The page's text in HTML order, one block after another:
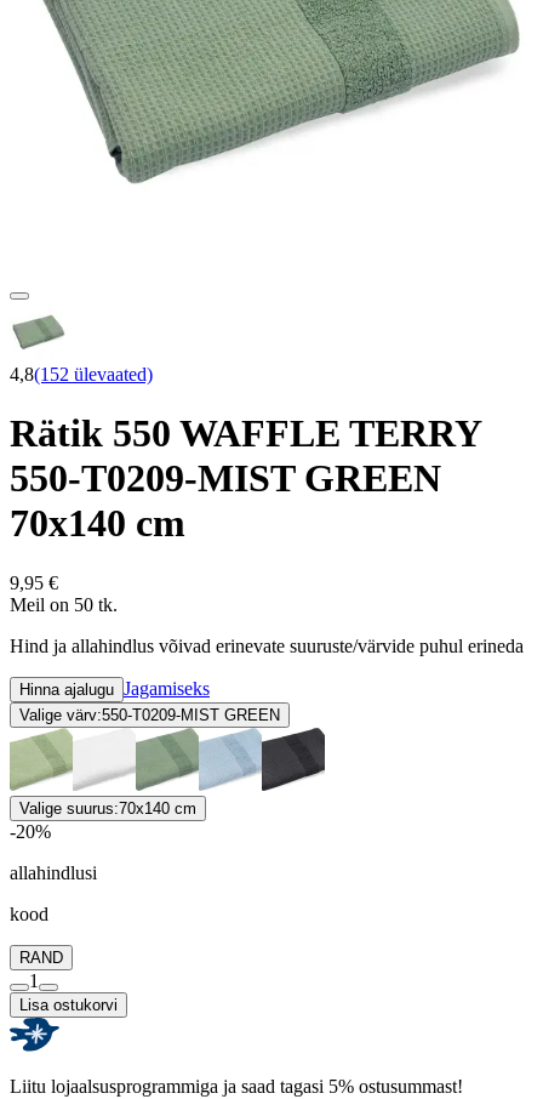
4,8(152 ülevaated)
Rätik 550 WAFFLE TERRY
550-T0209-MIST GREEN
70x140 cm
9,95 €
Meil on 50 tk.
Hind ja allahindlus võivad erinevate suuruste/värvide puhul erineda
Hinna ajalugu Jagamiseks
Valige värv:550-T0209-MIST GREEN
Valige suurus:70x140 cm
-20%
allahindlusi
kood
RAND
1
Lisa ostukorvi
Liitu lojaalsusprogrammiga ja saad tagasi 5% ostusummast!